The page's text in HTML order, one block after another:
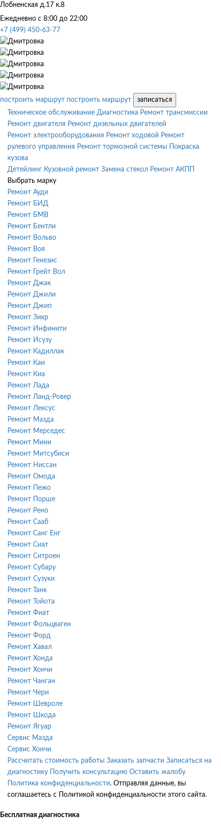
Лобненская д.17 к.8
Ежедневно с 8:00 до 22:00
+7 (499) 450-63-77
построить маршрут построить маршрут
записаться
Техническое обслуживание Диагностика Ремонт трансмиссии
Ремонт двигателя Ремонт дизельных двигателей
Ремонт электрооборудования Ремонт ходовой Ремонт
рулевого управления Ремонт тормозной системы
Покраска
кузова
Детейлинг Кузовной ремонт Замена стекол Ремонт АКПП
Выбрать марку
Ремонт Ауди
Ремонт БИД
Ремонт БМВ
Ремонт Бентли
Ремонт Вольво
Ремонт Воя
Ремонт Генезис
Ремонт Грейт Вол
Ремонт Джак
Ремонт Джили
Ремонт Джип
Ремонт Зикр
Ремонт Инфинити
Ремонт Исузу
Ремонт Кадиллак
Ремонт Каи
Ремонт Киа
Ремонт Лада
Ремонт Ланд-Ровер
Ремонт Лексус
Ремонт Мазда
Ремонт Мерседес
Ремонт Мини
Ремонт Митсубиси
Ремонт Ниссан
Ремонт Омода
Ремонт Пежо
Ремонт Порше
Ремонт Рено
Ремонт Сааб
Ремонт Санг Енг
Ремонт Сиат
Ремонт Ситроен
Ремонт Субару
Ремонт Сузуки
Ремонт Танк
Ремонт Тойота
Ремонт Фиат
Ремонт Фольцваген
Ремонт Форд
Ремонт Хавал
Ремонт Хонда
Ремонт Хончи
Ремонт Чанган
Ремонт Чери
Ремонт Шевроле
Ремонт Шкода
Ремонт Ягуар
Сервис Мазда
Сервис Хончи
Рассчитать стоимость работы Заказать запчасти Записаться на
диагностику
Получить консультацию Оставить жалобу
Политика конфиденциальности. Отправляя данные, вы
соглашаетесь с Политикой конфиденциальности этого сайта.
Бесплатная диагностика